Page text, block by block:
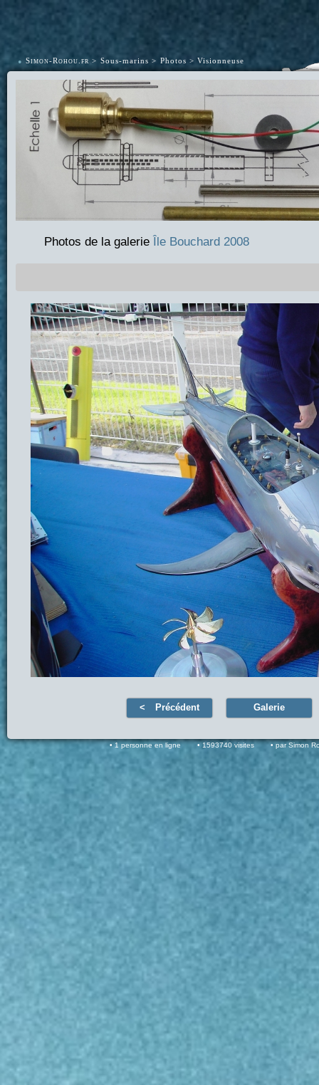
• Simon-Rohou.fr Sous-marins Photos Visionneuse
Photos de la galerie Île Bouchard 2008
Précédent Galerie
1 personne en ligne 1593740 visites par Simon